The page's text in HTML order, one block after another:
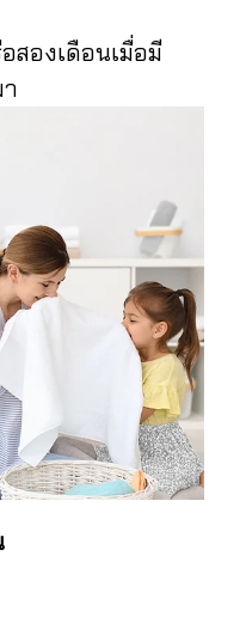
สองเดือนเมื่อมี